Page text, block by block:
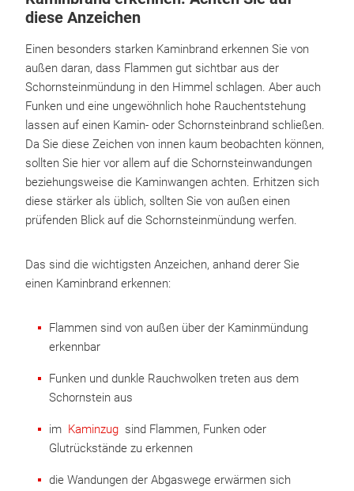
diese Anzeichen
Einen besonders starken Kaminbrand erkennen Sie von
außen daran, dass Flammen gut sichtbar aus der
Schornsteinmündung in den Himmel schlagen. Aber auch
Funken und eine ungewöhnlich hohe Rauchentstehung
lassen auf einen Kamin- oder Schornsteinbrand schließen.
Da Sie diese Zeichen von innen kaum beobachten können,
sollten Sie hier vor allem auf die Schornsteinwandungen
beziehungsweise die Kaminwangen achten. Erhitzen sich
diese stärker als üblich, sollten Sie von außen einen
prüfenden Blick auf die Schornsteinmündung werfen.
Das sind die wichtigsten Anzeichen, anhand derer Sie
einen Kaminbrand erkennen:
Flammen sind von außen über der Kaminmündung
erkennbar
Funken und dunkle Rauchwolken treten aus dem
Schornstein aus
im Kaminzug sind Flammen, Funken oder
Glutrückstände zu erkennen
die Wandungen der Abgaswege erwärmen sich